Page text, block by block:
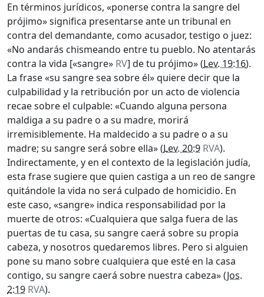
En términos jurídicos, «ponerse contra la sangre del
prójimo» significa presentarse ante un tribunal en
contra del demandante, como acusador, testigo o juez:
«No andarás chismeando entre tu pueblo. No atentarás
contra la vida [«sangre» RV] de tu prójimo» (Lev. 19:16).
La frase «su sangre sea sobre él» quiere decir que la
culpabilidad y la retribución por un acto de violencia
recae sobre el culpable: «Cuando alguna persona
maldiga a su padre o a su madre, morirá
irremisiblemente. Ha maldecido a su padre o a su
madre; su sangre será sobre ella» (Lev. 20:9 RVA).
Indirectamente, y en el contexto de la legislación judía,
esta frase sugiere que quien castiga a un reo de sangre
quitándole la vida no será culpado de homicidio. En
este caso, «sangre» indica responsabilidad por la
muerte de otros: «Cualquiera que salga fuera de las
puertas de tu casa, su sangre caerá sobre su propia
cabeza, y nosotros quedaremos libres. Pero si alguien
pone su mano sobre cualquiera que esté en la casa
contigo, su sangre caerá sobre nuestra cabeza» (Jos.
2:19 RVA).